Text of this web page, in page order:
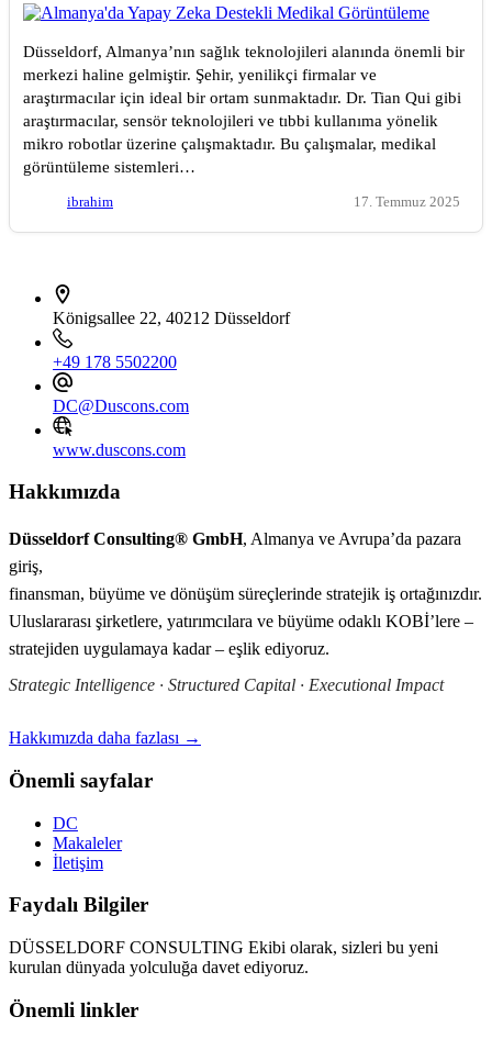
Düsseldorf, Almanya’nın sağlık teknolojileri alanında önemli bir
merkezi haline gelmiştir. Şehir, yenilikçi firmalar ve
araştırmacılar için ideal bir ortam sunmaktadır. Dr. Tian Qui gibi
araştırmacılar, sensör teknolojileri ve tıbbi kullanıma yönelik
mikro robotlar üzerine çalışmaktadır. Bu çalışmalar, medikal
görüntüleme sistemleri…
ibrahim 17. Temmuz 2025
Königsallee 22, 40212 Düsseldorf
+49 178 5502200
DC@Duscons.com
www.duscons.com
Hakkımızda
Düsseldorf Consulting® GmbH, Almanya ve Avrupa’da pazara
giriş,
finansman, büyüme ve dönüşüm süreçlerinde stratejik iş ortağınızdır.
Uluslararası şirketlere, yatırımcılara ve büyüme odaklı KOBİ’lere –
stratejiden uygulamaya kadar – eşlik ediyoruz.
Strategic Intelligence · Structured Capital · Executional Impact
Hakkımızda daha fazlası →
Önemli sayfalar
DC
Makaleler
İletişim
Faydalı Bilgiler
DÜSSELDORF CONSULTING Ekibi olarak, sizleri bu yeni
kurulan dünyada yolculuğa davet ediyoruz.
Önemli linkler